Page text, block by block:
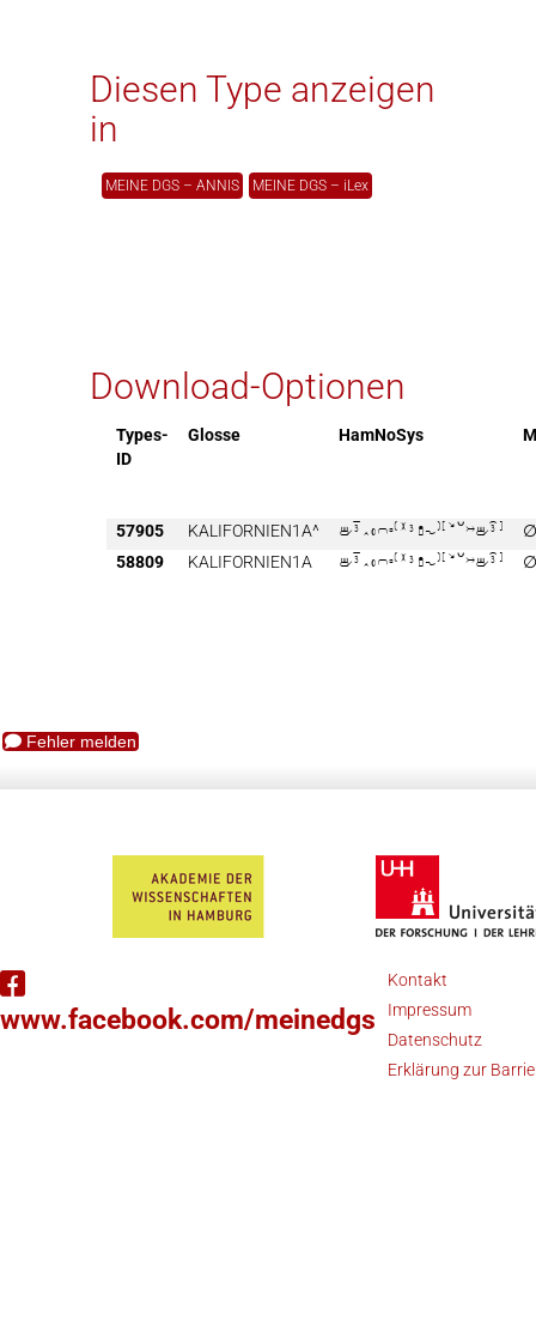
Diesen Type anzeigen
in
MEINE DGS – ANNIS MEINE DGS – iLex
Download-Optionen
Types-
ID
Glosse HamNoSys
57905 KALIFORNIEN1A^ 
∅
58809
KALIFORNIEN1A  ∅
Fehler melden
www.facebook.com/meinedgs
Kontakt
Impressum
Datenschutz
Erklärung zur